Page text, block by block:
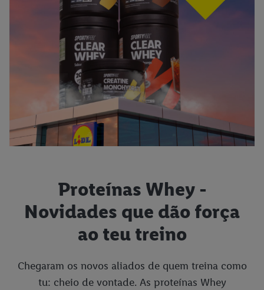
Proteínas Whey -
Novidades que dão força
ao teu treino
Chegaram os novos aliados de quem treina como
tu: cheio de vontade. As proteínas Whey